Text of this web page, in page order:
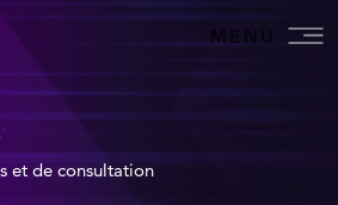
MENU
et de consultation